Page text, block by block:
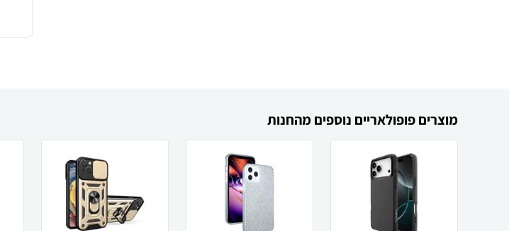
מוצרים פופולאריים נוספים מהחנות